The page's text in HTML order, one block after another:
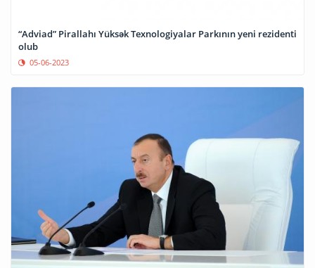
“Adviad” Pirallahı Yüksək Texnologiyalar Parkının yeni rezidenti
olub
05-06-2023